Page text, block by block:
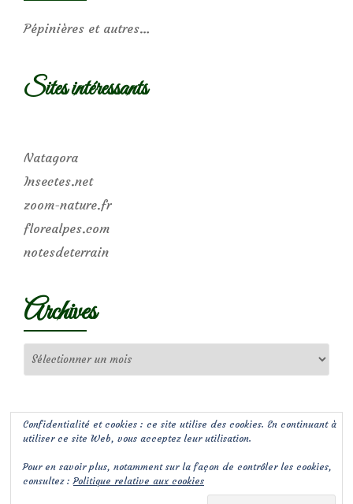
Pépinières et autres…
Sites intéressants
Natagora
Insectes.net
zoom-nature.fr
florealpes.com
notesdeterrain
Archives
Confidentialité et cookies : ce site utilise des cookies. En continuant à
utiliser ce site Web, vous acceptez leur utilisation.
Pour en savoir plus, notamment sur la façon de contrôler les cookies,
consultez :Politique relative aux cookies